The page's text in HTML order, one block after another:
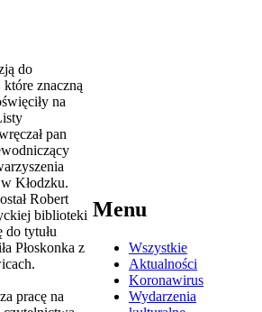
do
znaczną
na
pan
Kłodzku.
Robert
biblioteki
do tytułu
Płoskonka z
pracę na
Menu
Wszystkie
Aktualności
Koronawirus
Wydarzenia